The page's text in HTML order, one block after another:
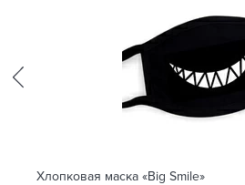
Хлопковая маска «Big Smile»